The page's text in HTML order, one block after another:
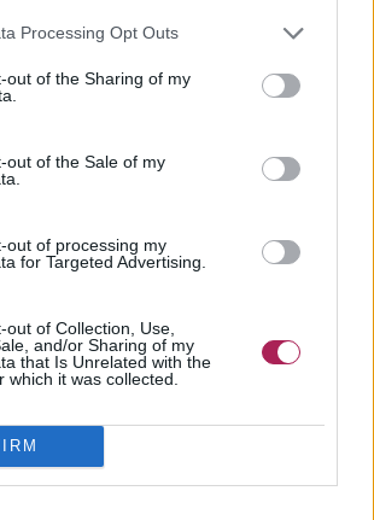
Processing Opt Outs
out of the Sharing of my
out of the Sale of my
out of processing my
for Targeted Advertising.
out of Collection, Use,
and/or Sharing of my
that Is Unrelated with the
which it was collected.